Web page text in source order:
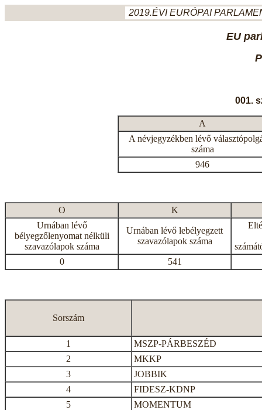
2019.ÉVI EURÓPAI
EU
001.
A
A névjegyzékben lévő
száma
946
O
K
Urnában lévő
bélyegzőlenyomat nélküli
szavazólapok száma
Urnában lévő lebélyegzett
szavazólapok száma
0
541
Sorszám
1
MSZP-PÁRBESZÉD
2
MKKP
3
JOBBIK
4
FIDESZ-KDNP
5
MOMENTUM